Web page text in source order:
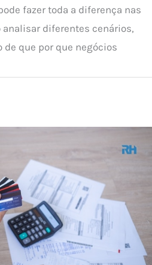
fazer toda a diferença nas
diferentes cenários,
de que por que negócios